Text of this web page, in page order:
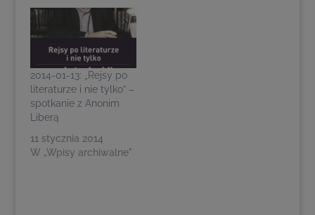
2014-01-13: „Rejsy po
literaturze i nie tylko” –
spotkanie z Anonim
Liberą
11 stycznia 2014
W „Wpisy archiwalne"